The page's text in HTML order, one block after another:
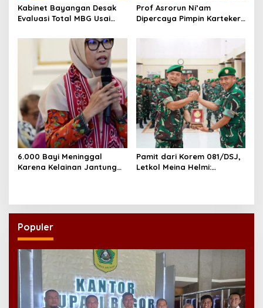
Kabinet Bayangan Desak
Evaluasi Total MBG Usai
Massal
Prof Asrorun Ni’am
Dipercaya Pimpin Karteker
Regenerasi Kepemimpinan
6.000 Bayi Meninggal
Karena Kelainan Jantung
Pamit dari Korem 081/DSJ,
Letkol Meina Helmi:
Populer